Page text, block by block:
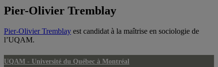
Pier-Olivier Tremblay
Pier-Olivier Tremblay est candidat à la maîtrise en sociologie de
l’UQAM.
UQAM - Université du Québec à Montréal